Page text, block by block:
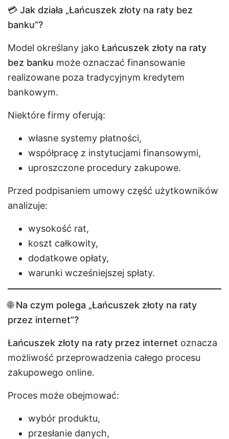
💳 Jak działa „Łańcuszek złoty na raty bez
banku”?
Model określany jako Łańcuszek złoty na raty
bez banku może oznaczać finansowanie
realizowane poza tradycyjnym kredytem
bankowym.
Niektóre firmy oferują:
własne systemy płatności,
współpracę z instytucjami finansowymi,
uproszczone procedury zakupowe.
Przed podpisaniem umowy część użytkowników
analizuje:
wysokość rat,
koszt całkowity,
dodatkowe opłaty,
warunki wcześniejszej spłaty.
🌐 Na czym polega „Łańcuszek złoty na raty
przez internet”?
Łańcuszek złoty na raty przez internet oznacza
możliwość przeprowadzenia całego procesu
zakupowego online.
Proces może obejmować:
wybór produktu,
przesłanie danych,